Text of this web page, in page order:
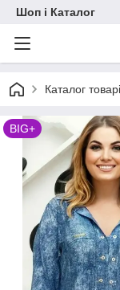
Шоп і Каталог
Каталог
BIG+